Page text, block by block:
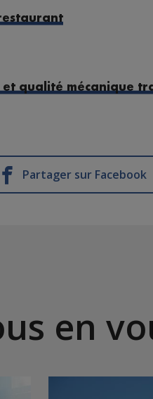
et qualité mécanique
Partager sur Facebook
en